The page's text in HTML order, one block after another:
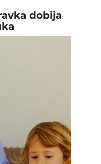
dobija